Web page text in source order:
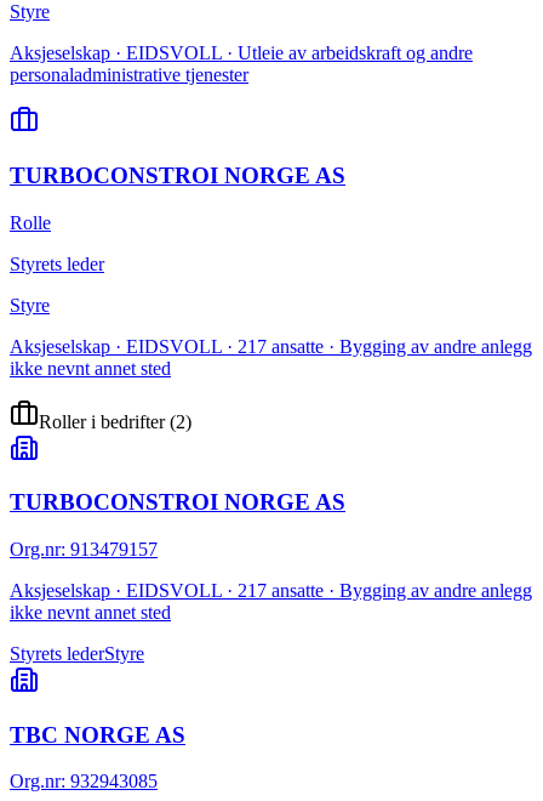
Styre
Aksjeselskap · EIDSVOLL · Utleie av arbeidskraft og andre
personaladministrative tjenester
TURBOCONSTROI NORGE AS
Rolle
Styrets leder
Styre
Aksjeselskap · EIDSVOLL · 217 ansatte · Bygging av andre anlegg
ikke nevnt annet sted
Roller i bedrifter(2)
TURBOCONSTROI NORGE AS
Org.nr: 913479157
Aksjeselskap · EIDSVOLL · 217 ansatte · Bygging av andre anlegg
ikke nevnt annet sted
Styrets lederStyre
TBC NORGE AS
Org.nr: 932943085